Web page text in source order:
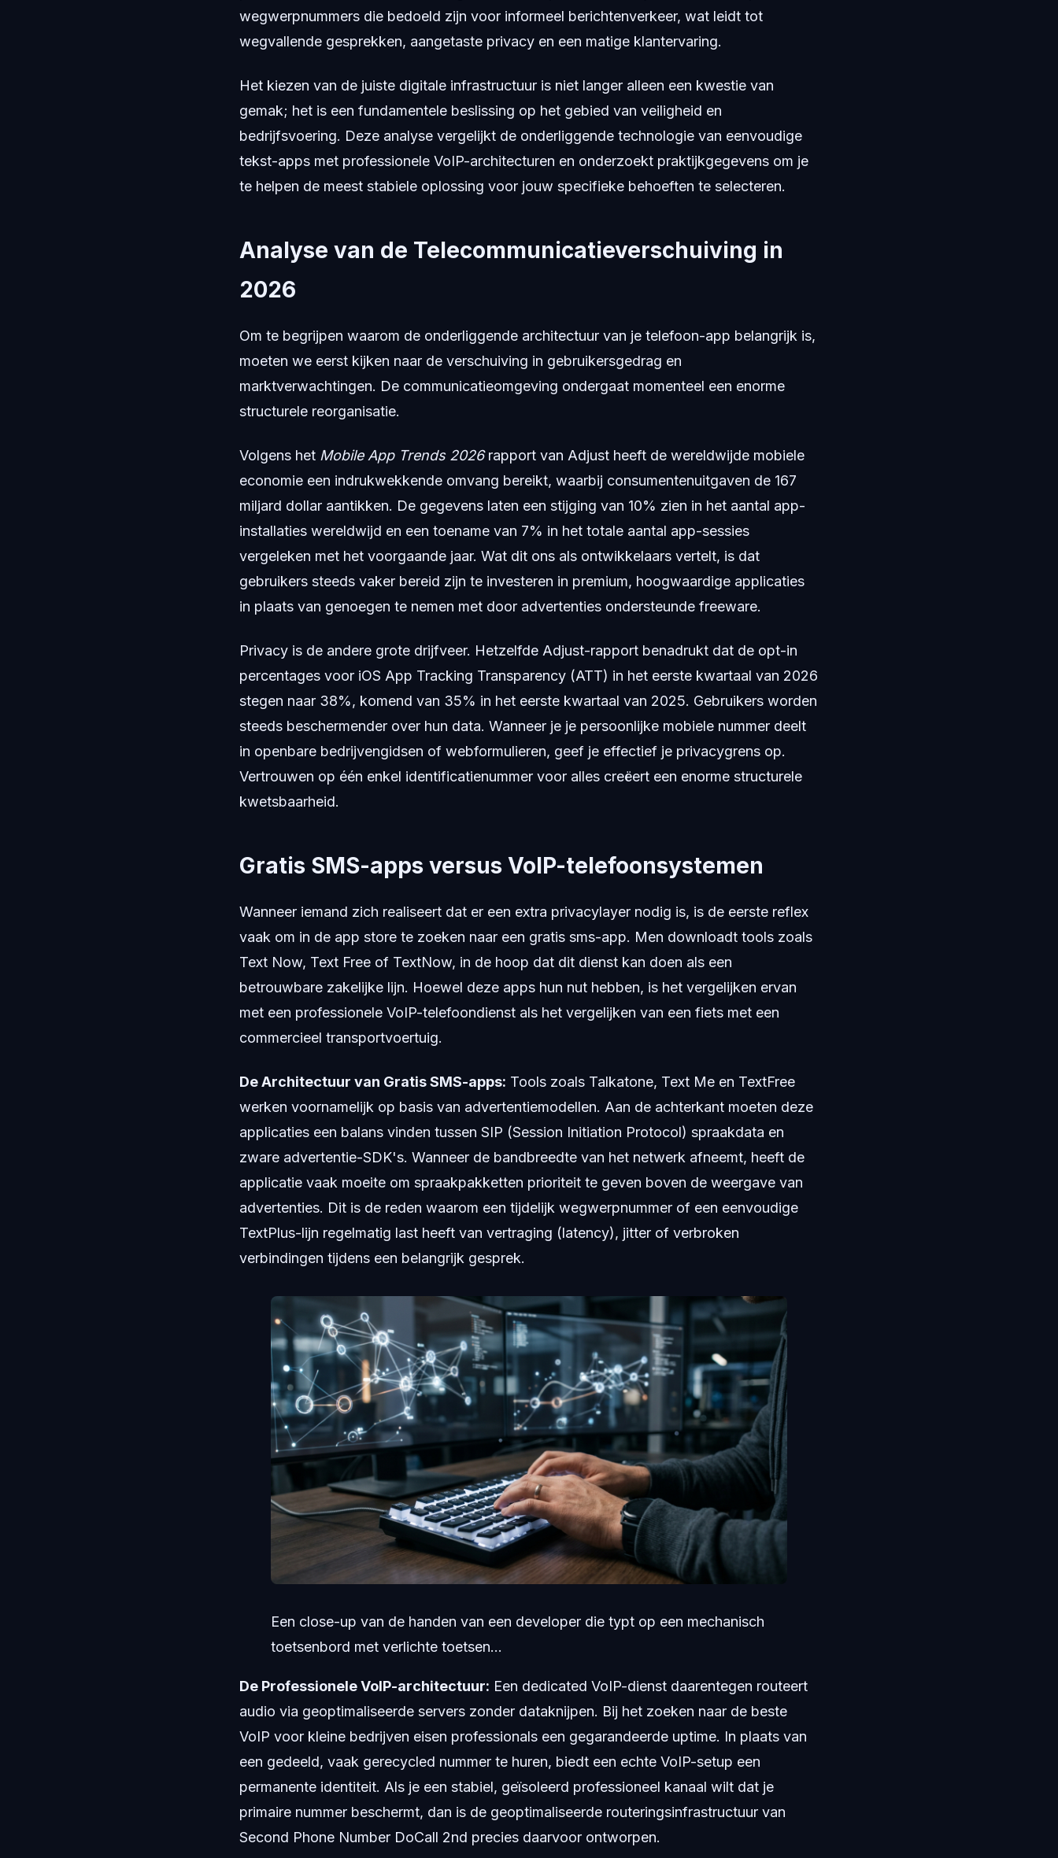
wegwerpnummers die bedoeld zijn voor informeel berichtenverkeer, wat leidt tot
wegvallende gesprekken, aangetaste privacy en een matige klantervaring.
Het kiezen van de juiste digitale infrastructuur is niet langer alleen een kwestie van
gemak; het is een fundamentele beslissing op het gebied van veiligheid en
bedrijfsvoering. Deze analyse vergelijkt de onderliggende technologie van eenvoudige
tekst-apps met professionele VoIP-architecturen en onderzoekt praktijkgegevens om je
te helpen de meest stabiele oplossing voor jouw specifieke behoeften te selecteren.
Analyse van de Telecommunicatieverschuiving in
2026
Om te begrijpen waarom de onderliggende architectuur van je telefoon-app belangrijk is,
moeten we eerst kijken naar de verschuiving in gebruikersgedrag en
marktverwachtingen. De communicatieomgeving ondergaat momenteel een enorme
structurele reorganisatie.
Volgens het Mobile App Trends 2026rapport van Adjust heeft de wereldwijde mobiele
economie een indrukwekkende omvang bereikt, waarbij consumentenuitgaven de 167
miljard dollar aantikken. De gegevens laten een stijging van 10% zien in het aantal app-
installaties wereldwijd en een toename van 7% in het totale aantal app-sessies
vergeleken met het voorgaande jaar. Wat dit ons als ontwikkelaars vertelt, is dat
gebruikers steeds vaker bereid zijn te investeren in premium, hoogwaardige applicaties
in plaats van genoegen te nemen met door advertenties ondersteunde freeware.
Privacy is de andere grote drijfveer. Hetzelfde Adjust-rapport benadrukt dat de opt-in
percentages voor iOS App Tracking Transparency (ATT) in het eerste kwartaal van 2026
stegen naar 38%, komend van 35% in het eerste kwartaal van 2025. Gebruikers worden
steeds beschermender over hun data. Wanneer je je persoonlijke mobiele nummer deelt
in openbare bedrijvengidsen of webformulieren, geef je effectief je privacygrens op.
Vertrouwen op één enkel identificatienummer voor alles creëert een enorme structurele
kwetsbaarheid.
Gratis SMS-apps versus VoIP-telefoonsystemen
Wanneer iemand zich realiseert dat er een extra privacylayer nodig is, is de eerste reflex
vaak om in de app store te zoeken naar een gratis sms-app. Men downloadt tools zoals
Text Now, Text Free of TextNow, in de hoop dat dit dienst kan doen als een
betrouwbare zakelijke lijn. Hoewel deze apps hun nut hebben, is het vergelijken ervan
met een professionele VoIP-telefoondienst als het vergelijken van een fiets met een
commercieel transportvoertuig.
De Architectuur van Gratis SMS-apps: Tools zoals Talkatone, Text Me en TextFree
werken voornamelijk op basis van advertentiemodellen. Aan de achterkant moeten deze
applicaties een balans vinden tussen SIP (Session Initiation Protocol) spraakdata en
zware advertentie-SDK's. Wanneer de bandbreedte van het netwerk afneemt, heeft de
applicatie vaak moeite om spraakpakketten prioriteit te geven boven de weergave van
advertenties. Dit is de reden waarom een tijdelijk wegwerpnummer of een eenvoudige
TextPlus-lijn regelmatig last heeft van vertraging (latency), jitter of verbroken
verbindingen tijdens een belangrijk gesprek.
Een close-up van de handen van een developer die typt op een mechanisch
toetsenbord met verlichte toetsen...
De Professionele VoIP-architectuur: Een dedicated VoIP-dienst daarentegen routeert
audio via geoptimaliseerde servers zonder dataknijpen. Bij het zoeken naar de beste
VoIP voor kleine bedrijven eisen professionals een gegarandeerde uptime. In plaats van
een gedeeld, vaak gerecycled nummer te huren, biedt een echte VoIP-setup een
permanente identiteit. Als je een stabiel, geïsoleerd professioneel kanaal wilt dat je
primaire nummer beschermt, dan is de geoptimaliseerde routeringsinfrastructuur van
Second Phone Number DoCall 2nd precies daarvoor ontworpen.